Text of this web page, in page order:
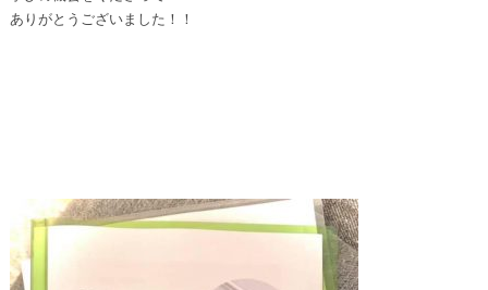
ありがとうございました！！